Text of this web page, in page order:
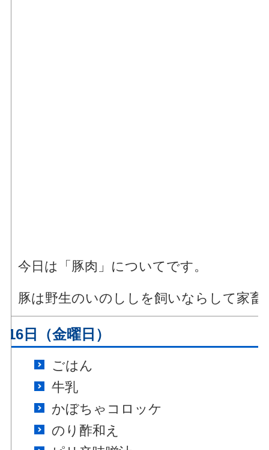
今日は「豚肉」についてです。
豚は野生のいのししを飼いならして家
16日（金曜日）
ごはん
牛乳
かぼちゃコロッケ
のり酢和え